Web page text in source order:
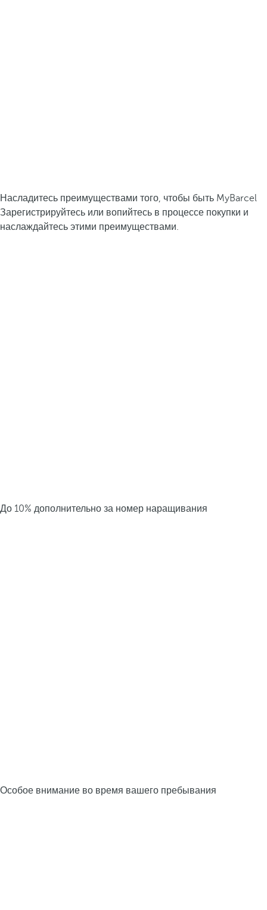
Насладитесь преимуществами того, чтобы быть MyBarcel
Зарегистрируйтесь или вопийтесь в процессе покупки и
наслаждайтесь этими преимуществами.
До 10% дополнительно за номер наращивания
Особое внимание во время вашего пребывания